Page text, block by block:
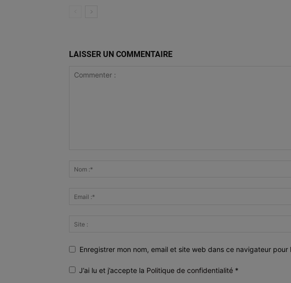
LAISSER UN COMMENTAIRE
Enregistrer mon nom, email et site web dans ce navigateur
J’ai lu et j’accepte la Politique de confidentialité *